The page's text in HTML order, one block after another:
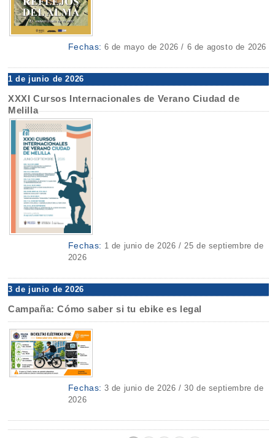
Fechas: 6 de mayo de 2026 / 6 de agosto de 2026
1 de junio de 2026
XXXI Cursos Internacionales de Verano Ciudad de
Melilla
Fechas: 1 de junio de 2026 / 25 de septiembre de
2026
3 de junio de 2026
Campaña: Cómo saber si tu ebike es legal
Fechas: 3 de junio de 2026 / 30 de septiembre de
2026